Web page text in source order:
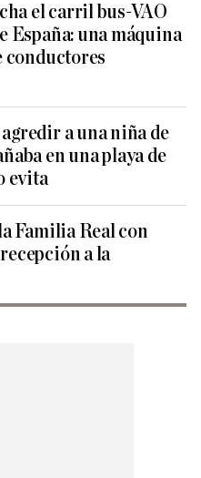
el carril bus-VAO
España: una máquina
conductores
a una niña de
en una playa de
evita
Familia Real con
a la